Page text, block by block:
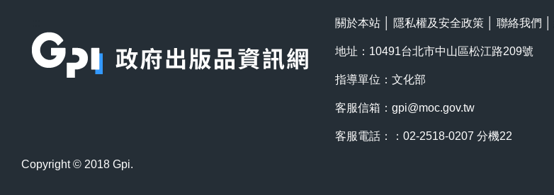
關於本站 隱私權及安全政策 聯絡我們
地址：10491台北市中山區松江路209號
指導單位：文化部
客服信箱： gpi@moc.gov.tw
客服電話：：02-2518-0207 分機22
Copyright © 2018 Gpi.